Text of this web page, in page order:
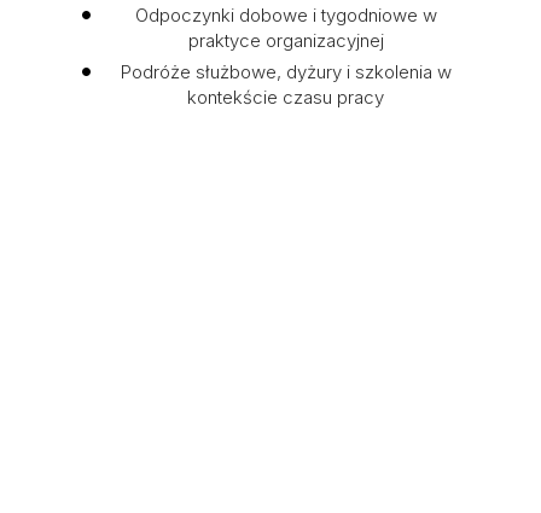
Odpoczynki dobowe i tygodniowe w
praktyce organizacyjnej
Podróże służbowe, dyżury i szkolenia w
kontekście czasu pracy